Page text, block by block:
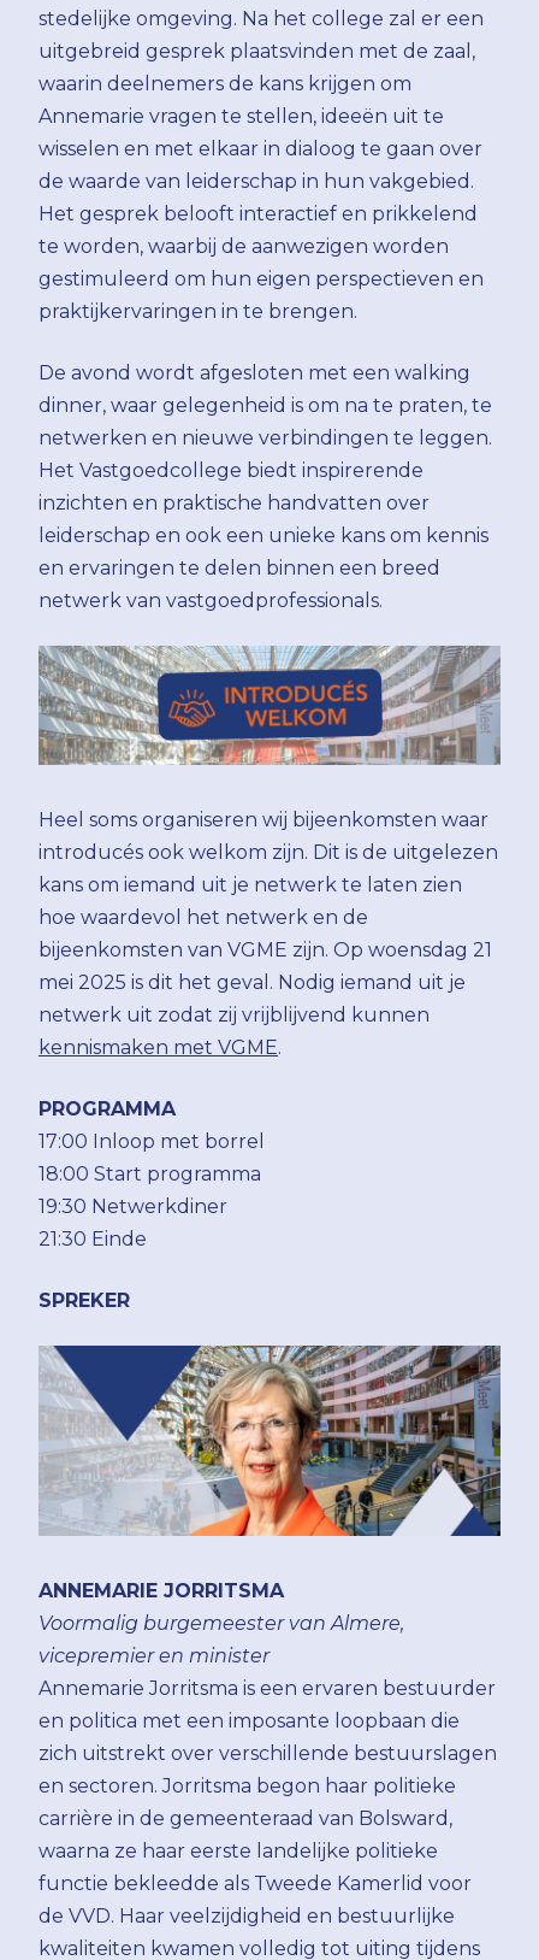
stedelijke omgeving. Na het college zal er een
uitgebreid gesprek plaatsvinden met de zaal,
waarin deelnemers de kans krijgen om
Annemarie vragen te stellen, ideeën uit te
wisselen en met elkaar in dialoog te gaan over
de waarde van leiderschap in hun vakgebied.
Het gesprek belooft interactief en prikkelend
te worden, waarbij de aanwezigen worden
gestimuleerd om hun eigen perspectieven en
praktijkervaringen in te brengen.
De avond wordt afgesloten met een walking
dinner, waar gelegenheid is om na te praten, te
netwerken en nieuwe verbindingen te leggen.
Het Vastgoedcollege biedt inspirerende
inzichten en praktische handvatten over
leiderschap en ook een unieke kans om kennis
en ervaringen te delen binnen een breed
netwerk van vastgoedprofessionals.
Heel soms organiseren wij bijeenkomsten waar
introducés ook welkom zijn. Dit is de uitgelezen
kans om iemand uit je netwerk te laten zien
hoe waardevol het netwerk en de
bijeenkomsten van VGME zijn. Op woensdag 21
mei 2025 is dit het geval. Nodig iemand uit je
netwerk uit zodat zij vrijblijvend kunnen
kennismaken met VGME.
PROGRAMMA
17:00 Inloop met borrel
18:00 Start programma
19:30 Netwerkdiner
21:30 Einde
SPREKER
ANNEMARIE JORRITSMA
Voormalig burgemeester van Almere,
vicepremier en minister
Annemarie Jorritsma is een ervaren bestuurder
en politica met een imposante loopbaan die
zich uitstrekt over verschillende bestuurslagen
en sectoren. Jorritsma begon haar politieke
carrière in de gemeenteraad van Bolsward,
waarna ze haar eerste landelijke politieke
functie bekleedde als Tweede Kamerlid voor
de VVD. Haar veelzijdigheid en bestuurlijke
kwaliteiten kwamen volledig tot uiting tijdens